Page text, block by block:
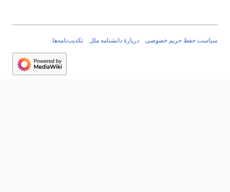
سیاست حفظ حریم خصوصی دربارهٔ دانشنامه ملل تکذیب‌نامه‌ها